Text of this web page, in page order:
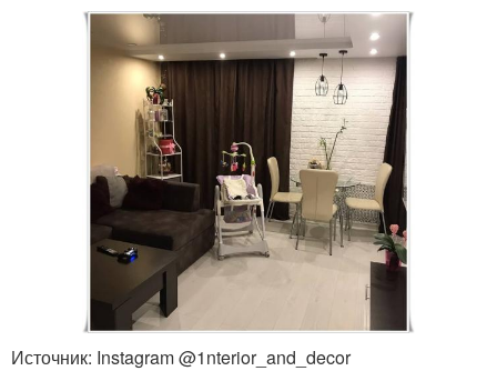
Источник: Instagram @1nterior_and_decor